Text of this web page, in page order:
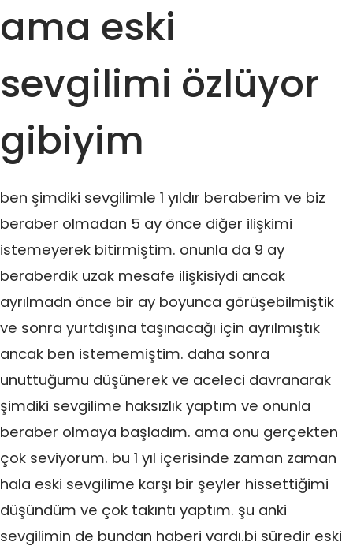
ama eski
sevgilimi özlüyor
gibiyim
ben şimdiki sevgilimle 1 yıldır beraberim ve biz
beraber olmadan 5 ay önce diğer ilişkimi
istemeyerek bitirmiştim. onunla da 9 ay
beraberdik uzak mesafe ilişkisiydi ancak
ayrılmadn önce bir ay boyunca görüşebilmiştik
ve sonra yurtdışına taşınacağı için ayrılmıştık
ancak ben istememiştim. daha sonra
unuttuğumu düşünerek ve aceleci davranarak
şimdiki sevgilime haksızlık yaptım ve onunla
beraber olmaya başladım. ama onu gerçekten
çok seviyorum. bu 1 yıl içerisinde zaman zaman
hala eski sevgilime karşı bir şeyler hissettiğimi
düşündüm ve çok takıntı yaptım. şu anki
sevgilimin de bundan haberi vardı.bi süredir eski